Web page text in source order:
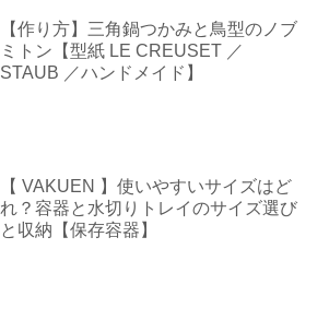
【作り方】三角鍋つかみと鳥型のノブ
ミトン【型紙 LE CREUSET ／
STAUB ／ハンドメイド】
【 VAKUEN 】使いやすいサイズはど
れ？容器と水切りトレイのサイズ選び
と収納【保存容器】